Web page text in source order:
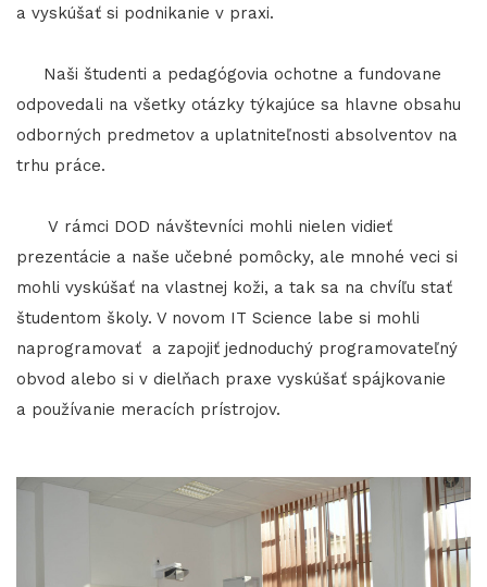
a vyskúšať si podnikanie v praxi.
Naši študenti a pedagógovia ochotne a fundovane
odpovedali na všetky otázky týkajúce sa hlavne obsahu
odborných predmetov a uplatniteľnosti absolventov na
trhu práce.
V rámci DOD návštevníci mohli nielen vidieť
prezentácie a naše učebné pomôcky, ale mnohé veci si
mohli vyskúšať na vlastnej koži, a tak sa na chvíľu stať
študentom školy. V novom IT Science labe si mohli
naprogramovať a zapojiť jednoduchý programovateľný
obvod alebo si v dielňach praxe vyskúšať spájkovanie
a používanie meracích prístrojov.